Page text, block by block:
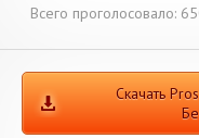
Всего проголосовало:
Скачать